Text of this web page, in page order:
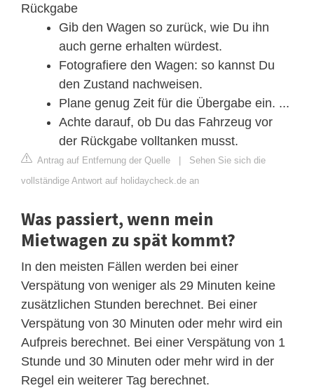
Rückgabe
Gib den Wagen so zurück, wie Du ihn
auch gerne erhalten würdest.
Fotografiere den Wagen: so kannst Du
den Zustand nachweisen.
Plane genug Zeit für die Übergabe ein. ...
Achte darauf, ob Du das Fahrzeug vor
der Rückgabe volltanken musst.
Antrag auf Entfernung der Quelle | Sehen Sie sich die
vollständige Antwort auf holidaycheck.de an
Was passiert, wenn mein
Mietwagen zu spät kommt?
In den meisten Fällen werden bei einer
Verspätung von weniger als 29 Minuten keine
zusätzlichen Stunden berechnet. Bei einer
Verspätung von 30 Minuten oder mehr wird ein
Aufpreis berechnet. Bei einer Verspätung von 1
Stunde und 30 Minuten oder mehr wird in der
Regel ein weiterer Tag berechnet.